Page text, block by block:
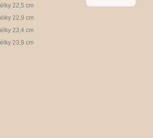
22,5 cm
22,9 cm
23,4 cm
23,9 cm